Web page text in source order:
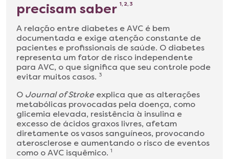
precisam saber 1, 2, 3
A relação entre diabetes e AVC é bem
documentada e exige atenção constante de
pacientes e profissionais de saúde. O diabetes
representa um fator de risco independente
para AVC, o que significa que seu controle pode
evitar muitos casos. 3
O Journal of Stroke explica que as alterações
metabólicas provocadas pela doença, como
glicemia elevada, resistência à insulina e
excesso de ácidos graxos livres, afetam
diretamente os vasos sanguíneos, provocando
aterosclerose e aumentando o risco de eventos
como o AVC isquêmico. 1